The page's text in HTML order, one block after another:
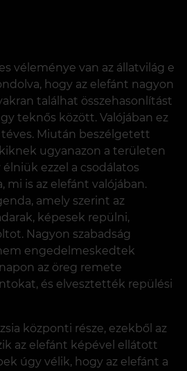
véleménye van az állatvilág e
hogy az elefánt nagyon
találhat összehasonlítást
teknős között. Valójában ez
Miután beszélgetett
ugyanazon a területen
ezzel a csodálatos
mi is az elefánt valójában.
amely szerint az
képesek repülni,
Nagyon szabadság
engedelmeskedtek
az öreg remete
és elvesztették repülési
központi része, ezekből az
az elefánt képével ellátott
úgy vélik, hogy az elefánt a